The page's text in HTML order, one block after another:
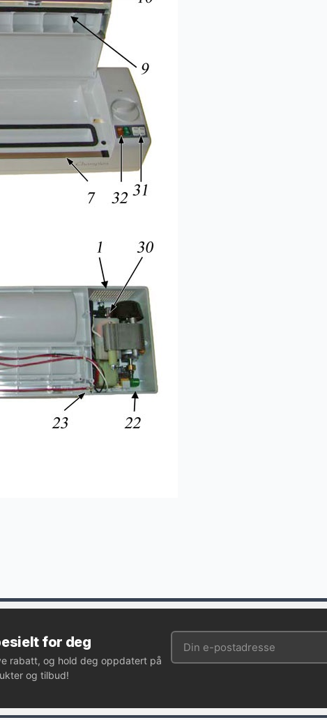
for deg
rabatt, og hold deg oppdatert på
og tilbud!